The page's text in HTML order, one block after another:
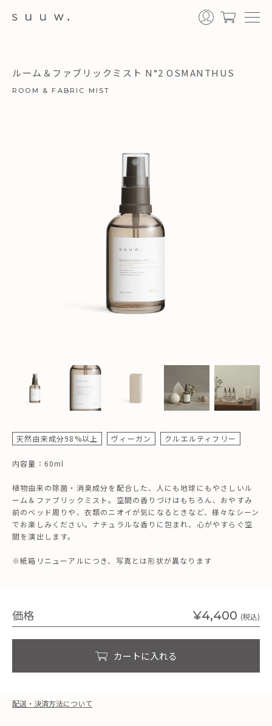
ルーム＆ファブリックミスト N°2 OSMANTHUS
ROOM & FABRIC MIST
天然由来成分98%以上 ヴィーガン クルエルティフリー
内容量：60ml
植物由来の除菌・消臭成分を配合した、人にも地球にもやさしいル
ーム＆ファブリックミスト。空間の香りづけはもちろん、おやすみ
前のベッド周りや、衣類のニオイが気になるときなど、様々なシーン
でお楽しみください。ナチュラルな香りに包まれ、心がやすらぐ空
間を演出します。
※紙箱リニューアルにつき、写真とは形状が異なります
価格 ¥4,400 (税込)
カートに入れる
配送・決済方法について